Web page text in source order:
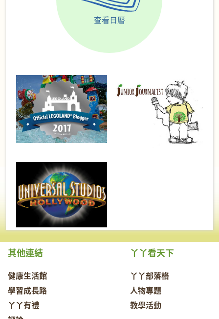
查看日曆
其他連結
健康生活館
學習成長路
丫丫有禮
丫丫看天下
丫丫部落格
人物專題
教學活動